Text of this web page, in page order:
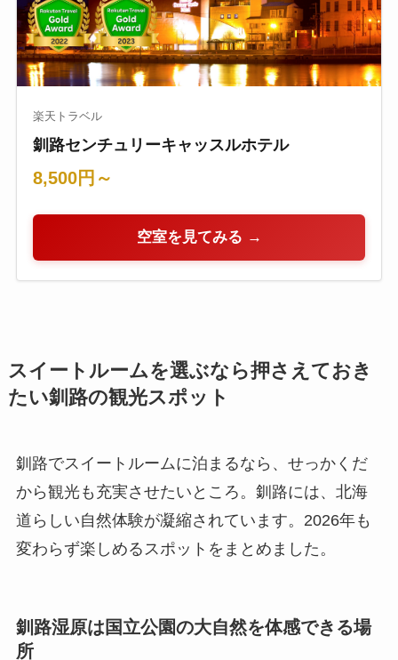
楽天トラベル
釧路センチュリーキャッスルホテル
8,500円～
空室を見てみる →
スイートルームを選ぶなら押さえておき
たい釧路の観光スポット
釧路でスイートルームに泊まるなら、せっかくだ
から観光も充実させたいところ。釧路には、北海
道らしい自然体験が凝縮されています。2026年も
変わらず楽しめるスポットをまとめました。
釧路湿原は国立公園の大自然を体感できる場
所